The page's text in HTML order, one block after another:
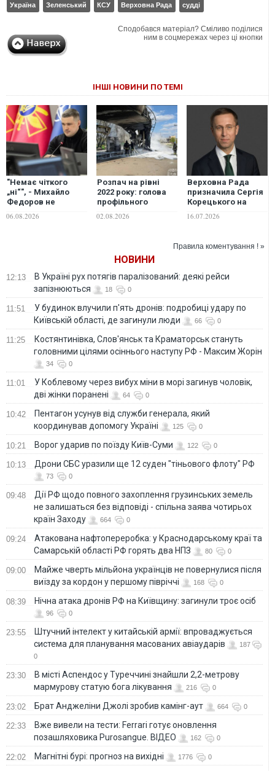
Україна Зеленський КСУ Верховна Рада судді
Сподобався матеріал? Сміливо поділися
ним в соцмережах через ці кнопки
ІНШІ НОВИНИ ПО ТЕМІ
"Немає чіткого
„ні“", - Михайло
Федоров не
повернення на
06.08.2026
Розпач на рівні
2022 року: голова
профільного
збитки бізнесу від
02.08.2026
Верховна Рада
призначила Сергія
Корецького на
міністра України
16.07.2026
Правила коментування ! »
НОВИНИ
12:13
В Україні рух потягів паралізований: деякі рейси
запізнюються
18 0
11:51
У будинок влучили п'ять дронів: подробиці удару по
Київській області, де загинули люди
66 0
11:25
Костянтинівка, Слов'янськ та Краматорськ стануть
головними цілями осіннього наступу РФ - Максим Жорін
34 0
11:01
У Коблевому через вибух міни в морі загинув чоловік,
дві жінки поранені
64 0
10:42
Пентагон усунув від служби генерала, який
координував допомогу Україні
125 0
10:21 Ворог ударив по поїзду Київ-Суми 122 0
10:13 Дрони СБС уразили ще 12 суден "тіньового флоту" РФ
73 0
09:48
Дії РФ щодо повного захоплення грузинських земель
не залишаться без відповіді - спільна заява чотирьох
країн Заходу
664 0
09:24
Атакована нафтопереробка: у Краснодарському краї та
Самарській області РФ горять два НПЗ
80 0
09:00
Майже чверть мільйона українців не повернулися після
виїзду за кордон у першому півріччі
168 0
08:39 Нічна атака дронів РФ на Київщину: загинули троє осіб
96 0
23:55
Штучний інтелект у китайській армії: впроваджується
система для планування масованих авіаударів
187
0
23:30
В місті Аспендос у Туреччині знайшли 2,2-метрову
мармурову статую бога лікування
216 0
23:02 Брат Анджеліни Джолі зробив камінг-аут 664 0
22:33
Вже вивели на тести: Ferrari готує оновлення
позашляховика Purosangue. ВІДЕО
162 0
22:02 Магнітні бурі: прогноз на вихідні 1776 0